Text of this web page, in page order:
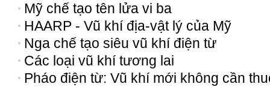
Mỹ chế tạo tên lửa vi ba
HAARP - Vũ khí địa-vật lý của Mỹ
Nga chế tạo siêu vũ khí điện từ
Các loại vũ khí tương lai
Pháo điện từ: Vũ khí mới không cần